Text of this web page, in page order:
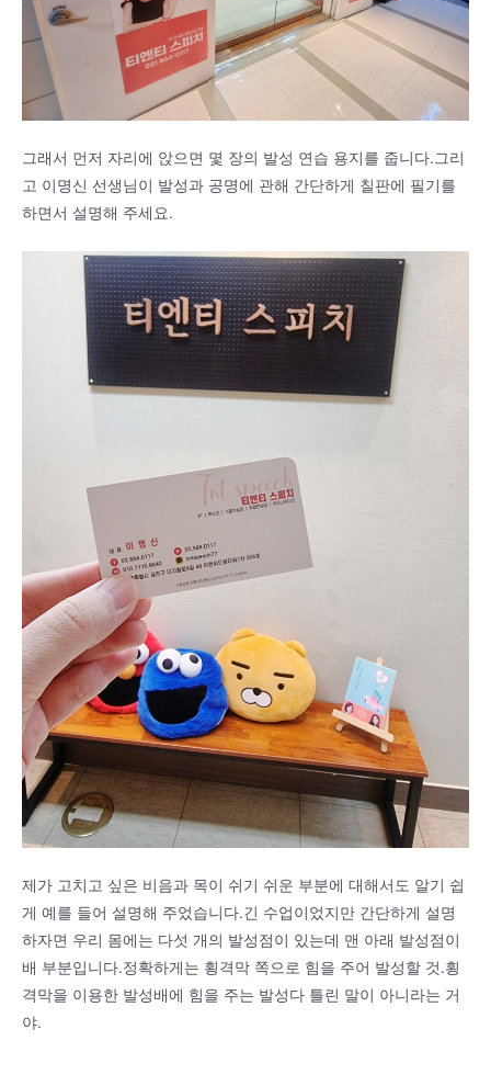
그래서 먼저 자리에 앉으면 몇 장의 발성 연습 용지를 줍니다.그리
고 이명신 선생님이 발성과 공명에 관해 간단하게 칠판에 필기를
하면서 설명해 주세요.
제가 고치고 싶은 비음과 목이 쉬기 쉬운 부분에 대해서도 알기 쉽
게 예를 들어 설명해 주었습니다.긴 수업이었지만 간단하게 설명
하자면 우리 몸에는 다섯 개의 발성점이 있는데 맨 아래 발성점이
배 부분입니다.정확하게는 횡격막 쪽으로 힘을 주어 발성할 것.횡
격막을 이용한 발성배에 힘을 주는 발성다 틀린 말이 아니라는 거
야.